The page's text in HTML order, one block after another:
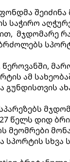
საჭირო
მჯდომარე
ამ
წელს დიდ
მეომრები
სხვა